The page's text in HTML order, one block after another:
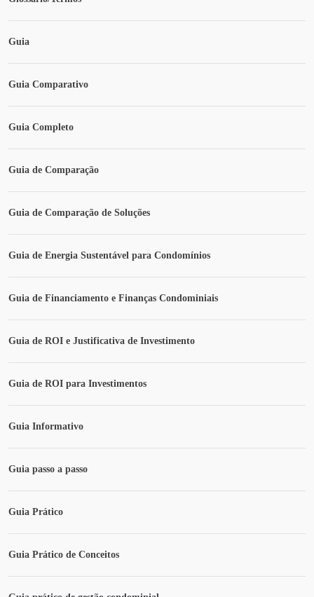
Guia
Guia Comparativo
Guia Completo
Guia de Comparação
Guia de Comparação de Soluções
Guia de Energia Sustentável para Condomínios
Guia de Financiamento e Finanças Condominiais
Guia de ROI e Justificativa de Investimento
Guia de ROI para Investimentos
Guia Informativo
Guia passo a passo
Guia Prático
Guia Prático de Conceitos